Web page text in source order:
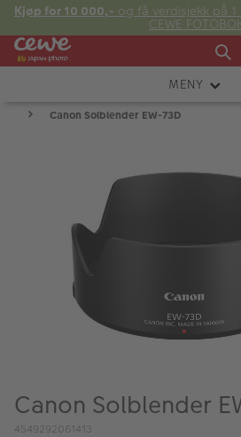
Kjøp for 10 000,- og få verdisjekk på
CEWE
Fre:
MENY
KAMERA
LYS OG STUDIO
INSTANTFOTO
ALBUM
Canon Solblender EW-73D
Canon Solblender
4549292061413